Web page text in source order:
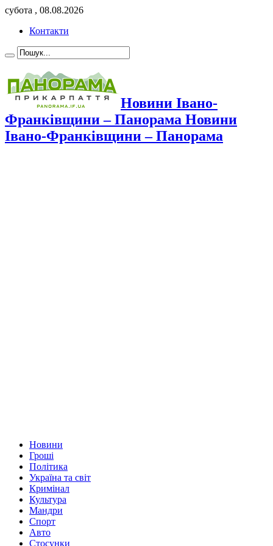
субота , 08.08.2026
Контакти
Новини Івано-
Франківщини – Панорама Новини
Івано-Франківщини – Панорама
Новини
Гроші
Політика
Україна та світ
Кримінал
Культура
Мандри
Спорт
Авто
Стосунки